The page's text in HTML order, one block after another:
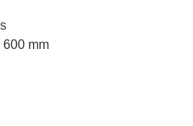
600 mm